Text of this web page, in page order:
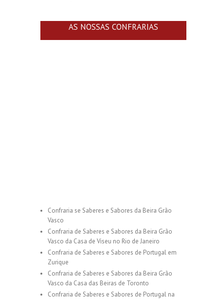
AS NOSSAS CONFRARIAS
Confraria se Saberes e Sabores da Beira Grão
Vasco
Confraria de Saberes e Sabores da Beira Grão
Vasco da Casa de Viseu no Rio de Janeiro
Confraria de Saberes e Sabores de Portugal em
Zurique
Confraria de Saberes e Sabores da Beira Grão
Vasco da Casa das Beiras de Toronto
Confraria de Saberes e Sabores de Portugal na